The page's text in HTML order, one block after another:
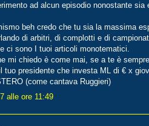
ad alcun episodio nonostante
beh credo che tu sia la massima
di arbitri, di complotti e di
ci sono I tuoi articoli monotematici.
mi chiedo è come mai, se a te è
tuo presidente che investa ML di € x
(come cantava Ruggieri)
alle ore 11:49